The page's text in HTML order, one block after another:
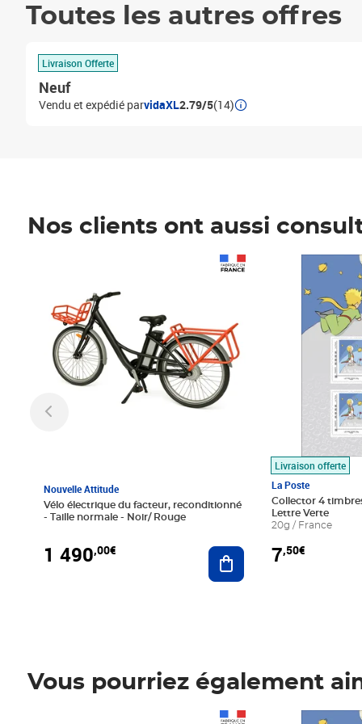
Toutes les autres offres
Livraison Offerte
Neuf
Vendu et expédié parvidaXL2.79/5(14)
Nos clients ont aussi
Nouvelle Attitude
Vélo électrique du facteur, reconditionné
- Taille normale - Noir/ Rouge
1 490,00€ Ajouter au panier
Livraison offerte
La Poste
Collector 4
Lettre Verte
20g / France
7,50€
Prix 7,50€
Vous pourriez également
Prix 7,50€